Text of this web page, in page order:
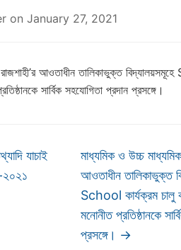
on January 27, 2021
রাজশাহী’র আওতাধীন তালিকাভুক্ত
সার্বিক সহযোগিতা প্রদান প্রসঙ্গে।
যাচাই
মাধ্যমিক ও উচ্চ মাধ্যমিক
আওতাধীন তালিকাভুক্ত
School কার্যক্রম চালু
মনোনীত প্রতিষ্ঠানকে
প্রসঙ্গে। →